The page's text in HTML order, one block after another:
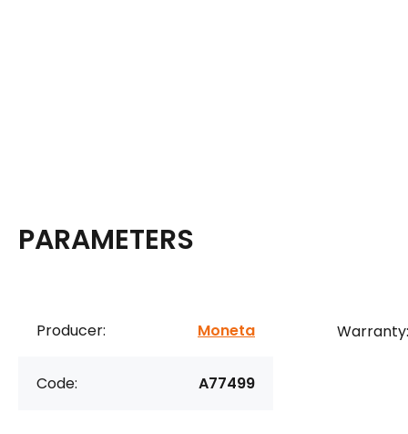
PARAMETERS
Producer: Moneta
Code: A77499
Warranty: